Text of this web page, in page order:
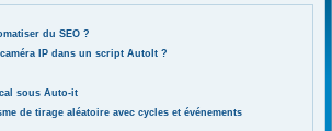
du SEO ?
IP dans un script AutoIt ?
sous Auto-it
de tirage aléatoire avec cycles et événements